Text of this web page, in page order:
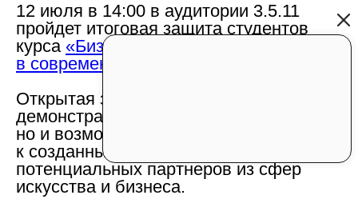
12 июля в 14:00 в аудитории 3.5.11
пройдет итоговая защита студентов
курса «Бизнес-стратегии
в современном искусстве».
Открытая защита
демонстрация результатов обучения,
но и возможность привлечь внимание
к созданным проектам со стороны
потенциальных партнеров из сфер
искусства и бизнеса.